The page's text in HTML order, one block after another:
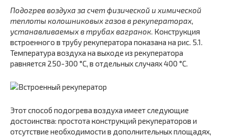
Подогрев воздуха за счет физической и химической
теплоты колошниковых газов в рекуператорах,
устанавливаемых в трубах вагранок. Конструкция
встроенного в трубу рекуператора показана на рис. 5.1.
Температура воздуха на выходе из рекуператора
равняется 250-300 °С, в отдельных случаях 400 °С.
Этот способ подогрева воздуха имеет следующие
достоинства: простота конструкций рекуператоров и
отсутствие необходимости в дополнительных площадях,